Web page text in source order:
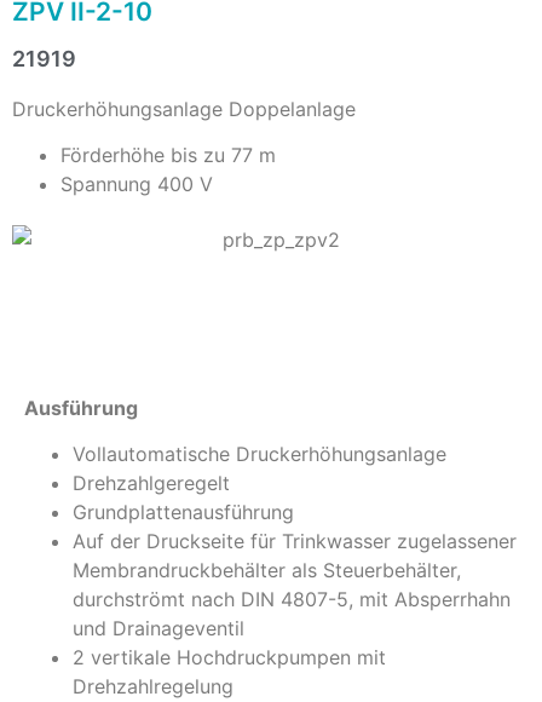
ZPV II-2-10
21919
Druckerhöhungsanlage Doppelanlage
Förderhöhe bis zu 77 m
Spannung 400 V
Ausführung
Vollautomatische Druckerhöhungsanlage
Drehzahlgeregelt
Grundplattenausführung
Auf der Druckseite für Trinkwasser zugelassener
Membrandruckbehälter als Steuerbehälter,
durchströmt nach DIN 4807-5, mit Absperrhahn
und Drainageventil
2 vertikale Hochdruckpumpen mit
Drehzahlregelung